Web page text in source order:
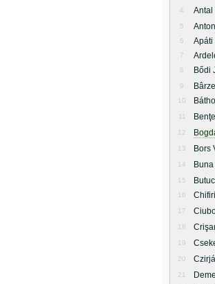
4 Antal
5
6 Apáti
7
8 Bődi
9
10
11
12
13 Bors
14
15
16
17
18
19
20
21